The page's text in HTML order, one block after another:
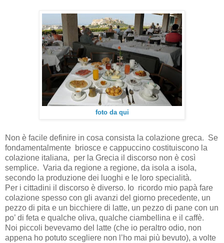
foto da qui
Non è facile definire in cosa consista la colazione greca. Se
fondamentalmente briosce e cappuccino costituiscono la
colazione italiana, per la Grecia il discorso non è così
semplice. Varia da regione a regione, da isola a isola,
secondo la produzione dei luoghi e le loro specialità.
Per i cittadini il discorso è diverso. Io ricordo mio papà fare
colazione spesso con gli avanzi del giorno precedente, un
pezzo di pita e un bicchiere di latte, un pezzo di pane con un
po’ di feta e qualche oliva, qualche ciambellina e il caffè.
Noi piccoli bevevamo del latte (che io peraltro odio, non
appena ho potuto scegliere non l’ho mai più bevuto), a volte